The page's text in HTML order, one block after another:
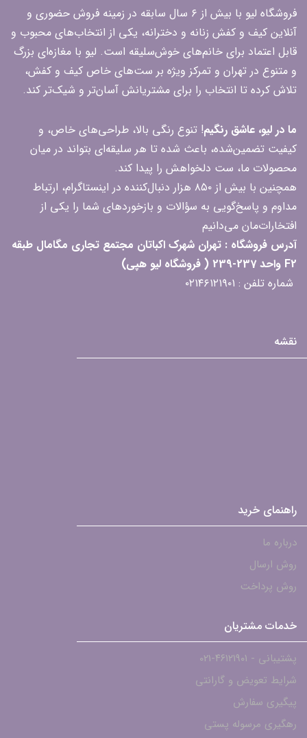
فروشگاه لیو با بیش از ۶ سال سابقه در زمینه فروش حضوری و
آنلاین کیف و کفش زنانه و دخترانه، یکی از انتخاب‌های محبوب و
قابل اعتماد برای خانم‌های خوش‌سلیقه است. لیو با مغازه‌ای بزرگ
و متنوع در تهران و تمرکز ویژه بر ست‌های خاص کیف و کفش،
تلاش کرده تا انتخاب را برای مشتریانش آسان‌تر و شیک‌تر کند.
ما در لیو، عاشق رنگیم! تنوع رنگی بالا، طراحی‌های خاص، و
کیفیت تضمین‌شده، باعث شده تا هر سلیقه‌ای بتواند در میان
محصولات ما، ست دلخواهش را پیدا کند.
همچنین با بیش از ۸۵۰ هزار دنبال‌کننده در اینستاگرام، ارتباط
مداوم و پاسخ‌گویی به سؤالات و بازخوردهای شما را یکی از
افتخارات‌مان می‌دانیم
آدرس فروشگاه : تهران شهرک اکباتان مجتمع تجاری مگامال طبقه
F2 واحد 237-239 ( فروشگاه لیو هپی)
شماره تلفن : ۰۲۱۴۶۱۲۱۹۰۱
نقشه
راهنمای خرید
درباره ما
روش ارسال
روش پرداخت
خدمات مشتریان
پشتیبانی - ۴۶۱۲۱۹۰۱-021
شرایط تعویض و گارانتی
پیگیری سفارش
رهگیری مرسوله پستی